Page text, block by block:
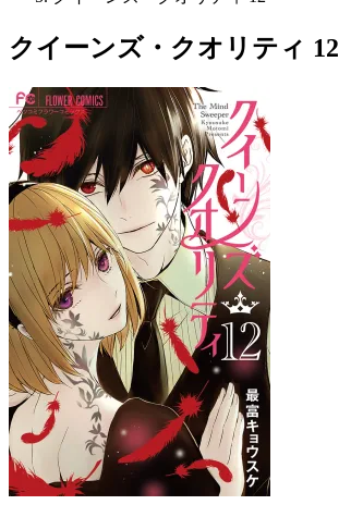
クイーンズ・クオリティ 12